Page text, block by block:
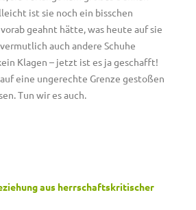
ist sie noch ein bisschen
geahnt hätte, was heute auf sie
auch andere Schuhe
Klagen – jetzt ist es ja geschafft!
eine ungerechte Grenze gestoßen
Tun wir es auch.
aus herrschaftskritischer